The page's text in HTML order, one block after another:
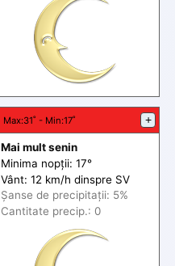
Max:31˚ - Min:17˚ +
Mai mult senin
Minima nopții: 17°
Vânt: 12 km/h dinspre SV
Șanse de precipitații: 5%
Cantitate precip.: 0